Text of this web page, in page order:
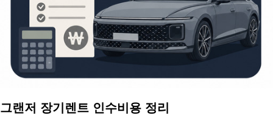
그랜저 장기렌트 인수비용 정리